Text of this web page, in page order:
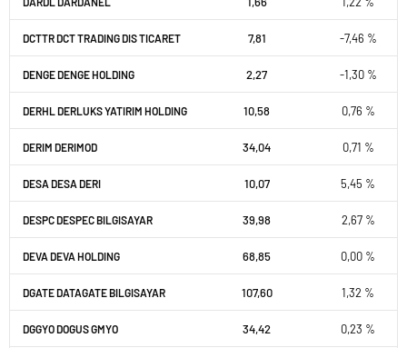
DCTTR DCT TRADING DIS TICARET 7,81 -7,46 %
DENGE DENGE HOLDING 2,27 -1,30 %
DERHL DERLUKS YATIRIM HOLDING 10,58 0,76 %
DERIM DERIMOD 34,04 0,71 %
DESA DESA DERI 10,07 5,45 %
DESPC DESPEC BILGISAYAR 39,98 2,67 %
DEVA DEVA HOLDING 68,85 0,00 %
DGATE DATAGATE BILGISAYAR 107,60 1,32 %
DGGYO DOGUS GMYO 34,42 0,23 %